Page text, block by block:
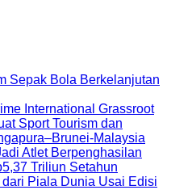
Sepak Bola Berkelanjutan
International Grassroot
Sport Tourism dan
Malaysia
Atlet Berpenghasilan
Triliun Setahun
Piala Dunia Usai Edisi